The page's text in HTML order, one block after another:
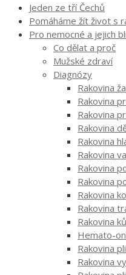
Jeden ze tří Čechů
Pomáháme žít život s
Pro nemocné a jejich
Co dělat a proč
Mužské zdraví
Diagnózy
Rakovina
Rakovina
Rakovina
Rakovina
Rakovina
Rakovina
Rakovina
Rakovina
Rakovina
Rakovina
Rakovina
Hemato-
Rakovina
Rakovina